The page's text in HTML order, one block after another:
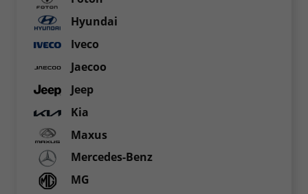
Hyundai
Iveco
Jaecoo
Jeep
Kia
Maxus
Mercedes-Benz
MG